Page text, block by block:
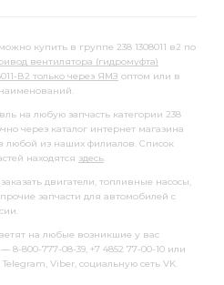
купить в группе 238 1308011 в2 по
вентилятора (гидромуфта)
В2 только через ЯМЗ оптом или в
на любую запчасть категории 238
через каталог интернет магазина
любой из наших филиалов. Список
находятся здесь.
двигатели, топливные насосы,
запчасти для автомобилей с
на любые возникшие у вас
8-800-777-08-39, +7 4852 77-00-10 или
Viber, социальную сеть VK.